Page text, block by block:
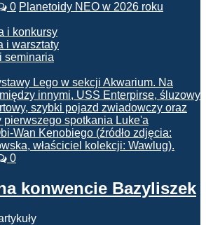
0 Planetoidy NEO w 2026 roku
i konkursy
i warsztaty
seminaria
0
konwencie Bazyliszek